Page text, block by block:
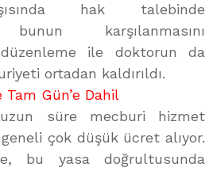
hak talebinde
karşılanmasını
düzenleme ile doktorun da
ortadan kaldırıldı.
Gün’e Dahil
süre mecburi hizmet
çok düşük ücret alıyor.
bu yasa doğrultusunda